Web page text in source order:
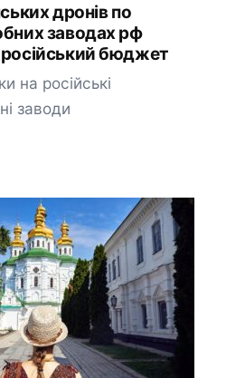
дронів по
заводах рф
бюджет
на російські
заводи